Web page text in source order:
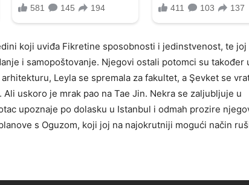
koji uviđa Fikretine sposobnosti i jedinstvenost, te joj
i samopoštovanje. Njegovi ostali potomci su također
Leyla se spremala za fakultet, a Şevket se
uskoro je mrak pao na Tae Jin. Nekra se zaljubljuje u
upoznaje po dolasku u Istanbul i odmah prozire
s Oguzom, koji joj na najokrutniji mogući način